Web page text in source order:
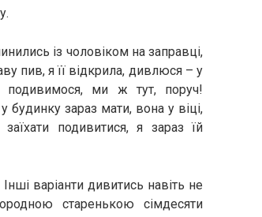
із чоловіком на заправці,
пив, я її відкрила, дивлюся – у
подивимося, ми ж тут, поруч!
зараз мати, вона у віці,
подивитися, я зараз їй
варіанти дивитись навіть не
старенькою сімдесяти